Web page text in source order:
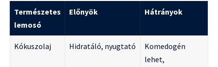
Természetes
lemosó
Előnyök Hátrányok
Kókuszolaj Hidratáló, nyugtató
Komedogén
lehet,